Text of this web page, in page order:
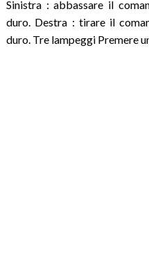
Sinistra : abbassare il
duro. Destra : tirare il
duro. Tre lampeggi Premere